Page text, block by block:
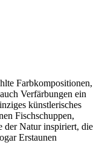
Farbkompositionen,
Verfärbungen ein
künstlerisches
Fischschuppen,
der Natur inspiriert, die
Erstaunen